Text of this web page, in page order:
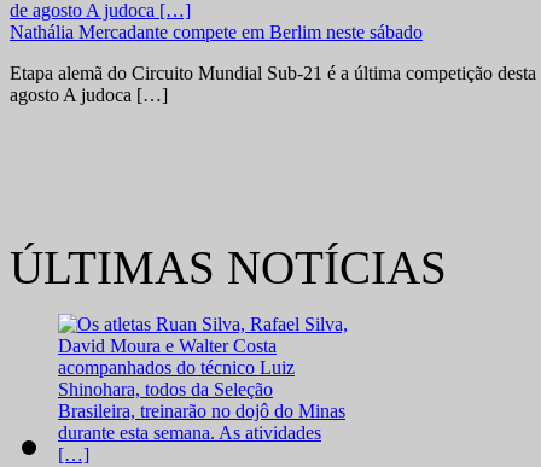
Nathália Mercadante compete em Berlim neste sábado
Etapa alemã do Circuito Mundial Sub-21 é a última competição
agosto A judoca […]
ÚLTIMAS NOTÍCIAS